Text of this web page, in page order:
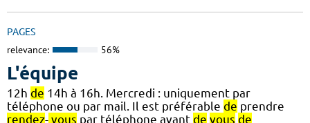
PAGES
relevance: 56%
L'équipe
12h de 14h à 16h. Mercredi : uniquement par
téléphone ou par mail. Il est préférable de prendre
rendez- vous par téléphone avant de vous de